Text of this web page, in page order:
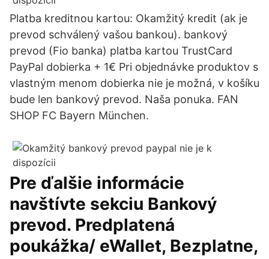
Platba kreditnou kartou: Okamžitý kredit (ak je
prevod schválený vašou bankou). bankový
prevod (Fio banka) platba kartou TrustCard
PayPal dobierka + 1€ Pri objednávke produktov s
vlastným menom dobierka nie je možná, v košíku
bude len bankový prevod. Naša ponuka. FAN
SHOP FC Bayern München.
Pre ďalšie informácie
navštívte sekciu Bankový
prevod. Predplatená
poukážka/ eWallet, Bezplatne,